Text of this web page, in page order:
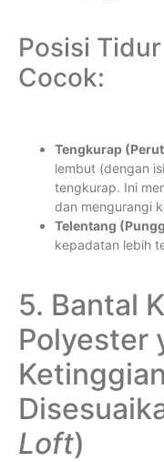
Posisi
Cocok:
Tengkurap
lembut (dengan
tengkurap. Ini
dan mengurangi
Telentang
kepadatan lebih
5. Bantal
Polyester
Loft)